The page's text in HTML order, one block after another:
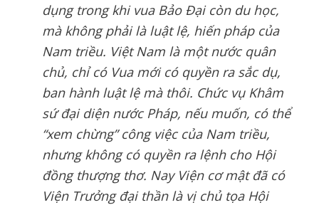
dụng trong khi vua Bảo Đại còn du học,
mà không phải là luật lệ, hiến pháp của
Nam triều. Việt Nam là một nước quân
chủ, chỉ có Vua mới có quyền ra sắc dụ,
ban hành luật lệ mà thôi. Chức vụ Khâm
sứ đại diện nước Pháp, nếu muốn, có thể
“xem chừng” công việc của Nam triều,
nhưng không có quyền ra lệnh cho Hội
đồng thượng thơ. Nay Viện cơ mật đã có
Viện Trưởng đại thần là vị chủ tọa Hội